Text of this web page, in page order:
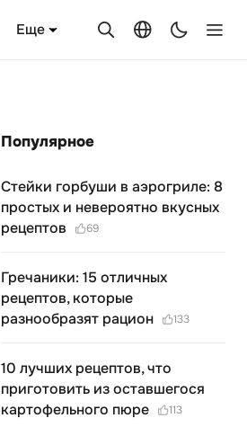
Еще
Популярное
Стейки горбуши в аэрогриле: 8
простых и невероятно вкусных
рецептов
69
Гречаники: 15 отличных
рецептов, которые
разнообразят рацион
133
10 лучших рецептов, что
приготовить из оставшегося
картофельного пюре
113